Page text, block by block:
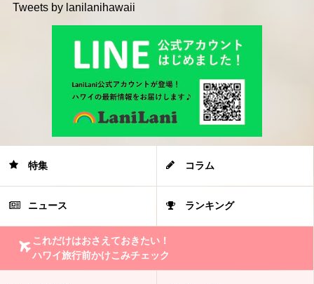
Tweets by lanilanihawaii
特集 コラム
ニュース ランキング
これだけはおさえておきたい！
ハワイ旅行前かけこみチェック